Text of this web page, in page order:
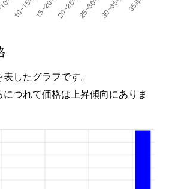
したグラフです。
つれて価格は上昇傾向にありま